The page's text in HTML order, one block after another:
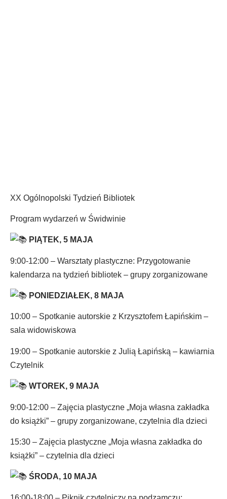
XX Ogólnopolski Tydzień Bibliotek
Program wydarzeń w Świdwinie
PIĄTEK, 5 MAJA
9:00-12:00 – Warsztaty plastyczne: Przygotowanie
kalendarza na tydzień bibliotek – grupy zorganizowane
PONIEDZIAŁEK, 8 MAJA
10:00 – Spotkanie autorskie z Krzysztofem Łapińskim –
sala widowiskowa
19:00 – Spotkanie autorskie z Julią Łapińską – kawiarnia
Czytelnik
WTOREK, 9 MAJA
9:00-12:00 – Zajęcia plastyczne „Moja własna zakładka
do książki” – grupy zorganizowane, czytelnia dla dzieci
15:30 – Zajęcia plastyczne „Moja własna zakładka do
książki” – czytelnia dla dzieci
ŚRODA, 10 MAJA